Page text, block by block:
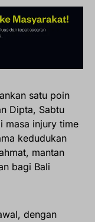
satu poin
Dipta, Sabtu
masa injury time
kedudukan
mantan
bagi Bali
dengan